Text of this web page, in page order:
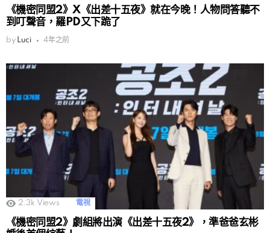
《機密同盟2》X《出差十五夜》就在今晚！人物問答聽不
到叮聲音，羅PD又下跪了
by Luci 4年之前
2.3k Views 電視
《機密同盟2》劇組將出演《出差十五夜2》，準爸爸玄彬